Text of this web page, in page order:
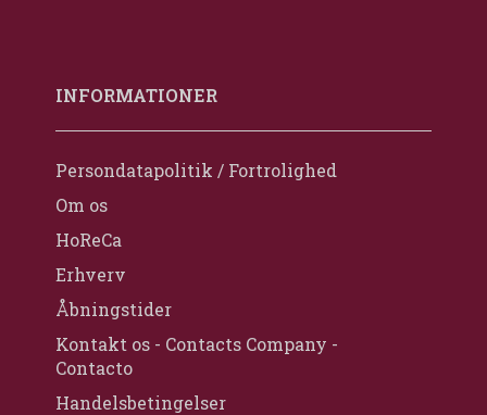
INFORMATIONER
Persondatapolitik / Fortrolighed
Om os
HoReCa
Erhverv
Åbningstider
Kontakt os - Contacts Company -
Contacto
Handelsbetingelser